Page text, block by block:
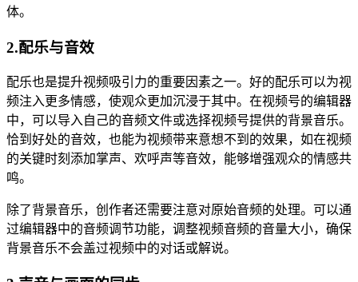
体。
2.配乐与音效
配乐也是提升视频吸引力的重要因素之一。好的配乐可以为视
频注入更多情感，使观众更加沉浸于其中。在视频号的编辑器
中，可以导入自己的音频文件或选择视频号提供的背景音乐。
恰到好处的音效，也能为视频带来意想不到的效果，如在视频
的关键时刻添加掌声、欢呼声等音效，能够增强观众的情感共
鸣。
除了背景音乐，创作者还需要注意对原始音频的处理。可以通
过编辑器中的音频调节功能，调整视频音频的音量大小，确保
背景音乐不会盖过视频中的对话或解说。